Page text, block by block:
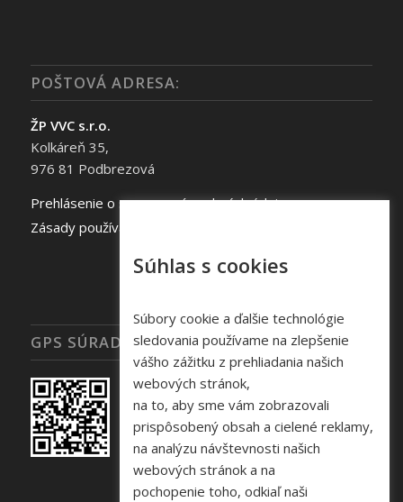
POŠTOVÁ ADRESA:
ŽP VVC s.r.o.
Kolkáreň 35,
976 81 Podbrezová
Prehlásenie o spracovaní osobných údajov
Zásady používania súborov cookie
GPS SÚRADNICE
Súhlas s cookies
Súbory cookie a ďalšie technológie
sledovania používame na zlepšenie
vášho zážitku z prehliadania našich
webových stránok,
na to, aby sme vám zobrazovali
prispôsobený obsah a cielené reklamy,
na analýzu návštevnosti našich
webových stránok a na
pochopenie toho, odkiaľ naši